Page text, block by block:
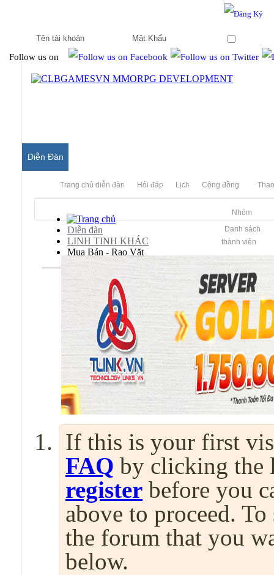
Follow us on
Diễn Đàn
Trang chủ diễn đàn Hỏi đáp Lịch Cộng đồng
Nhóm
Danh sách
thành viên
Diễn đàn
LINH TINH KHÁC
Mua Bán - Rao Vặt
If this is your first
FAQ by clicking the
register before you
above to proceed.
the forum that you
below.